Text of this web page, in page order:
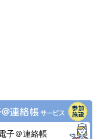
子＠連絡帳